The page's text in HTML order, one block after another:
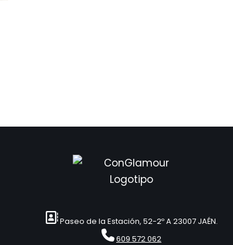
Paseo de la Estación, 52-2º A 23007 JAÉN.
609 572 062